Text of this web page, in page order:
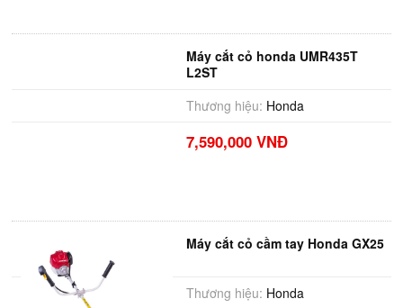
Máy cắt cỏ honda UMR435T
L2ST
Thương hiệu: Honda
7,590,000 VNĐ
Máy cắt cỏ cầm tay Honda GX25
Thương hiệu: Honda